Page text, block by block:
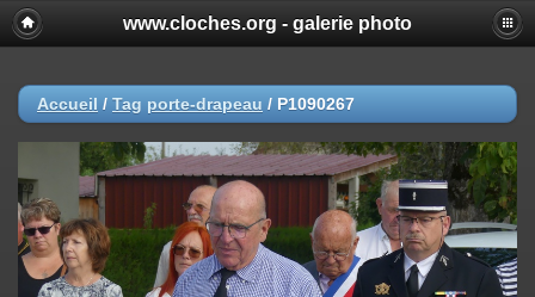
www.cloches.org - galerie photo
Accueil / Tag porte-drapeau / P1090267